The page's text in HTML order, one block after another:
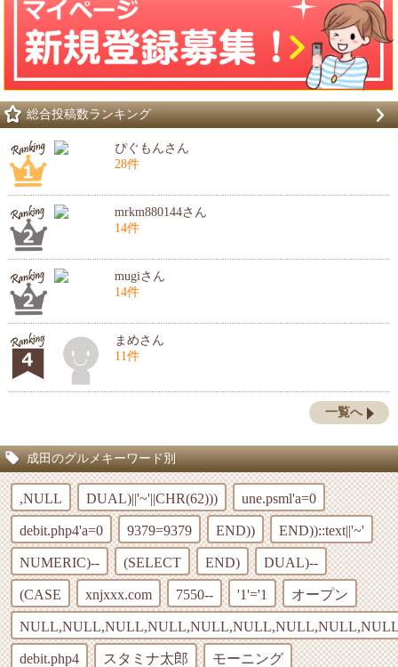
総合投稿数ランキング
ぴぐもんさん
28件
mrkm880144さん
14件
mugiさん
14件
まめさん
11件
一覧へ
成田のグルメキーワード別
,NULL DUAL)||'~'||CHR(62))) une.psml'a=0
debit.php4'a=0 9379=9379 END)) END))::text||'~'
NUMERIC)-- (SELECT END) DUAL)--
(CASE xnjxxx.com 7550-- '1'='1 オープン
debit.php4 スタミナ太郎 モーニング